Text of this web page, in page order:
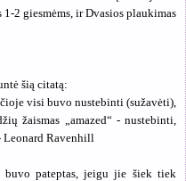
2 giesmėms, ir Dvasios plaukimas
šią citatą:
visi buvo nustebinti (sužavėti),
žaismas „amazed“ - nustebinti,
Leonard Ravenhill
buvo pateptas, jeigu jie šiek tiek